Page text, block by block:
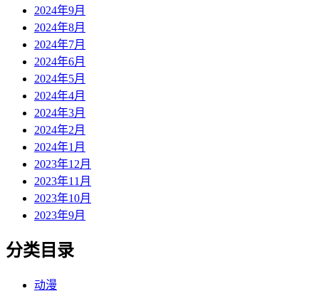
2024年9月
2024年8月
2024年7月
2024年6月
2024年5月
2024年4月
2024年3月
2024年2月
2024年1月
2023年12月
2023年11月
2023年10月
2023年9月
分类目录
动漫